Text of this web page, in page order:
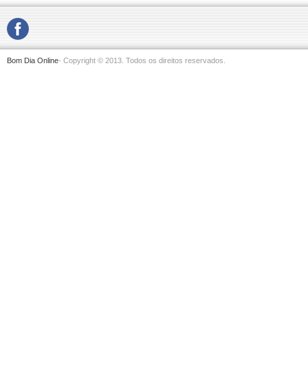
Bom Dia Online- Copyright © 2013. Todos os direitos reservados.